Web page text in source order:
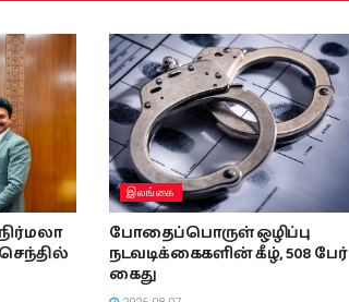
இலங்கை
போதைப்பொருள் ஒழிப்பு
நடவடிக்கைகளின் கீழ், 508 பேர்
கைது